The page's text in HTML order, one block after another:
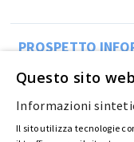
PROSPETTO
ALLA
TITOLO ASTALDI
Questo sito
Informazioni
Il sito utilizza tecnologie